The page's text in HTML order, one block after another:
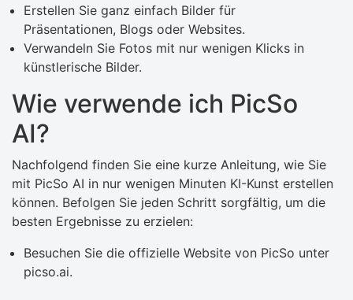
Erstellen Sie ganz einfach Bilder für
Präsentationen, Blogs oder Websites.
Verwandeln Sie Fotos mit nur wenigen Klicks in
künstlerische Bilder.
Wie verwende ich PicSo
AI?
Nachfolgend finden Sie eine kurze Anleitung, wie Sie
mit PicSo AI in nur wenigen Minuten KI-Kunst erstellen
können. Befolgen Sie jeden Schritt sorgfältig, um die
besten Ergebnisse zu erzielen:
Besuchen Sie die offizielle Website von PicSo unter
picso.ai.